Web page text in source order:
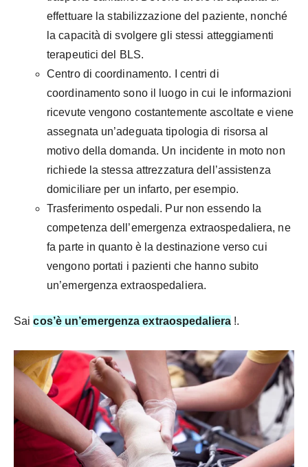
effettuare la stabilizzazione del paziente, nonché
la capacità di svolgere gli stessi atteggiamenti
terapeutici del BLS.
Centro di coordinamento. I centri di
coordinamento sono il luogo in cui le informazioni
ricevute vengono costantemente ascoltate e viene
assegnata un’adeguata tipologia di risorsa al
motivo della domanda. Un incidente in moto non
richiede la stessa attrezzatura dell’assistenza
domiciliare per un infarto, per esempio.
Trasferimento ospedali. Pur non essendo la
competenza dell’emergenza extraospedaliera, ne
fa parte in quanto è la destinazione verso cui
vengono portati i pazienti che hanno subito
un’emergenza extraospedaliera.
Sai cos’è un’emergenza extraospedaliera!.